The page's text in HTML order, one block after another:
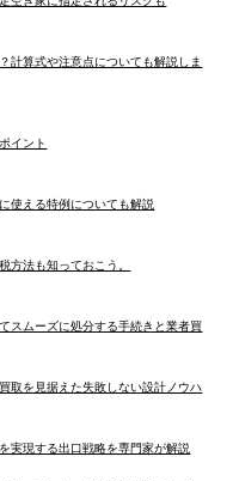
計算式や注意点についても解説しま
イント
使える特例についても解説
方法も知っておこう。
スムーズに処分する手続きと業者買
取を見据えた失敗しない設計ノウハ
実現する出口戦略を専門家が解説